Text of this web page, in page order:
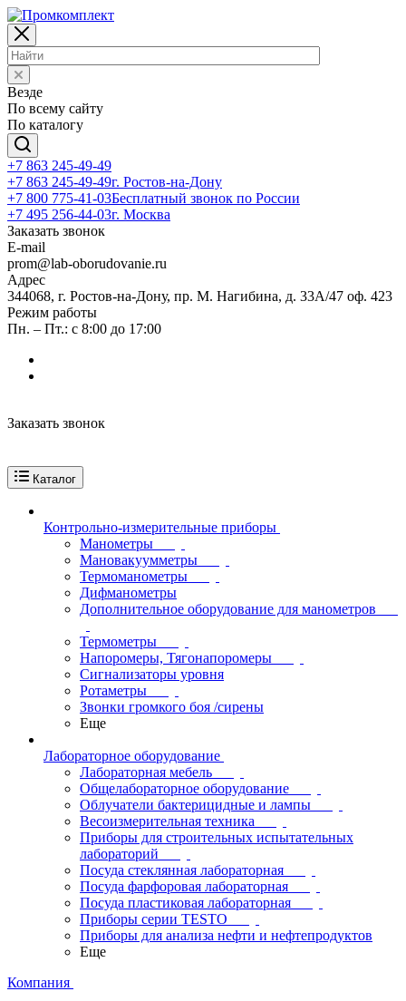
Везде
По всему сайту
По каталогу
+7 863 245-49-49
+7 863 245-49-49г. Ростов-на-Дону
+7 800 775-41-03Бесплатный звонок по России
+7 495 256-44-03г. Москва
Заказать звонок
E-mail
prom@lab-oborudovanie.ru
Адрес
344068, г. Ростов-на-Дону, пр. М. Нагибина, д. 33А/47 оф. 423
Режим работы
Пн. – Пт.: с 8:00 до 17:00
Заказать звонок
Каталог
Контрольно-измерительные приборы
Манометры
Мановакуумметры
Термоманометры
Дифманометры
Дополнительное оборудование для манометров
Термометры
Напоромеры, Тягонапоромеры
Сигнализаторы уровня
Ротаметры
Звонки громкого боя /сирены
Еще
Лабораторное оборудование
Лабораторная мебель
Общелабораторное оборудование
Облучатели бактерицидные и лампы
Весоизмерительная техника
Приборы для строительных испытательных
лабораторий
Посуда стеклянная лабораторная
Посуда фарфоровая лабораторная
Посуда пластиковая лабораторная
Приборы серии TESTO
Приборы для анализа нефти и нефтепродуктов
Еще
Компания